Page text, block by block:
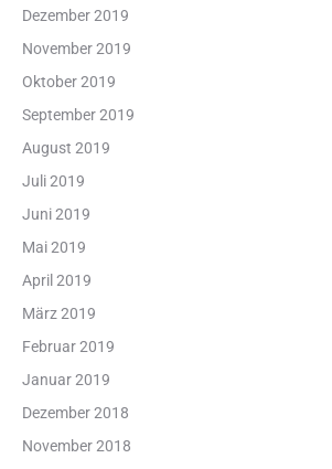
Dezember 2019
November 2019
Oktober 2019
September 2019
August 2019
Juli 2019
Juni 2019
Mai 2019
April 2019
März 2019
Februar 2019
Januar 2019
Dezember 2018
November 2018